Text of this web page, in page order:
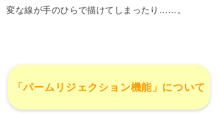
変な線が手のひらで描けてしまったり……。
「パームリジェクション機能」について